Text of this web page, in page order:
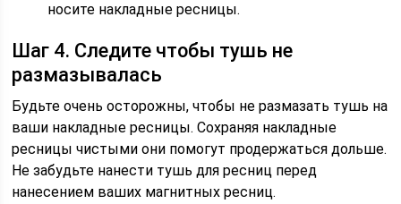
носите накладные ресницы.
Шаг 4. Следите чтобы тушь не
размазывалась
Будьте очень осторожны, чтобы не размазать тушь на
ваши накладные ресницы. Сохраняя накладные
ресницы чистыми они помогут продержаться дольше.
Не забудьте нанести тушь для ресниц перед
нанесением ваших магнитных ресниц.